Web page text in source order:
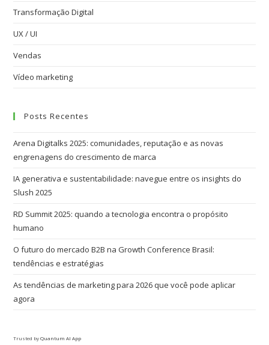
Transformação Digital
UX / UI
Vendas
Vídeo marketing
Posts Recentes
Arena Digitalks 2025: comunidades, reputação e as novas
engrenagens do crescimento de marca
IA generativa e sustentabilidade: navegue entre os insights do
Slush 2025
RD Summit 2025: quando a tecnologia encontra o propósito
humano
O futuro do mercado B2B na Growth Conference Brasil:
tendências e estratégias
As tendências de marketing para 2026 que você pode aplicar
agora
Trusted byQuantum AI App